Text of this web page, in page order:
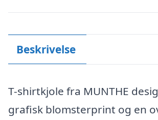
Beskrivelse
T-shirtkjole fra MUNTHE
grafisk blomsterprint og en